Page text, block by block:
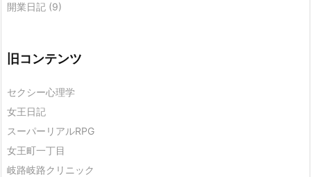
開業日記 (9)
旧コンテンツ
セクシー心理学
女王日記
スーパーリアルRPG
女王町一丁目
岐路岐路クリニック